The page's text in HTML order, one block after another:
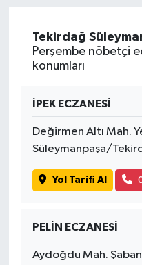
Tekirdağ
Perşembe nöbetçi
konumları
İPEK ECZANESİ
Değirmen Altı Mah.
Süleymanpaşa/
Yol Tarifi Al
PELİN ECZANESİ
Aydoğdu Mah.